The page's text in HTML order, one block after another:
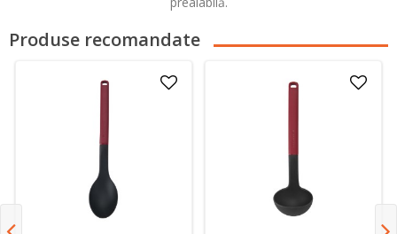
Produse recomandate